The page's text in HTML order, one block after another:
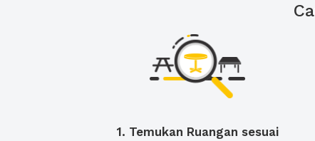
1. Temukan Ruangan sesuai